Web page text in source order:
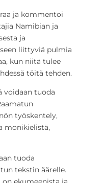
ja kommentoi
Namibian ja
ja
liittyviä pulmia
kun niitä tulee
töitä tehden.
voidaan tuoda
työskentely,
monikielistä,
tuoda
tekstin äärelle.